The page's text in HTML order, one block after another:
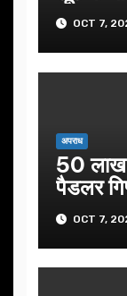
OCT 7,
अपराध
50 लाख
पैडलर
OCT 7,